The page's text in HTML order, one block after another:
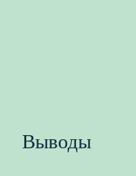
Выводы